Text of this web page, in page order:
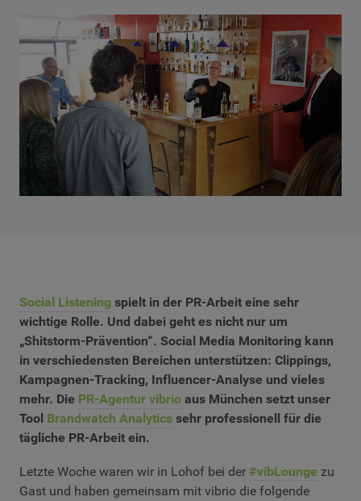
Social Listening spielt in der PR-Arbeit eine sehr
wichtige Rolle. Und dabei geht es nicht nur um
„Shitstorm-Prävention“. Social Media Monitoring kann
in verschiedensten Bereichen unterstützen: Clippings,
Kampagnen-Tracking, Influencer-Analyse und vieles
mehr. Die PR-Agentur vibrio aus München setzt unser
Tool Brandwatch Analytics sehr professionell für die
tägliche PR-Arbeit ein.
Letzte Woche waren wir in Lohof bei der #vibLounge zu
Gast und haben gemeinsam mit vibrio die folgende